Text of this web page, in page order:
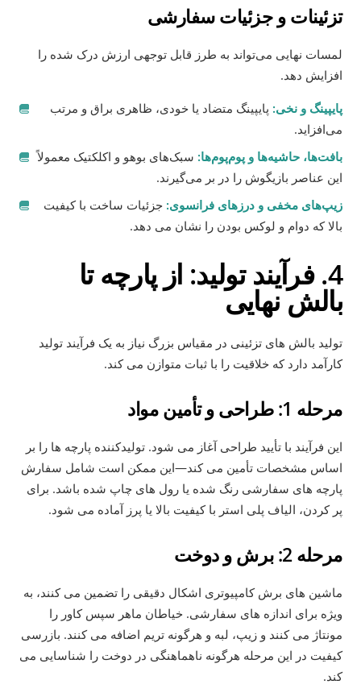
تزئینات و جزئیات سفارشی
لمسات نهایی می‌تواند به طرز قابل توجهی ارزش درک شده را
افزایش دهد.
پایپینگ و نخی: پایپینگ متضاد یا خودی، ظاهری براق و مرتب
می‌افزاید.
بافت‌ها، حاشیه‌ها و پوم‌پوم‌ها: سبک‌های بوهو و اکلکتیک معمولاً
این عناصر بازیگوش را در بر می‌گیرند.
زیپ‌های مخفی و درزهای فرانسوی: جزئیات ساخت با کیفیت
بالا که دوام و لوکس بودن را نشان می دهد.
4. فرآیند تولید: از پارچه تا
بالش نهایی
تولید بالش های تزئینی در مقیاس بزرگ نیاز به یک فرآیند تولید
کارآمد دارد که خلاقیت را با ثبات متوازن می کند.
مرحله 1: طراحی و تأمین مواد
این فرآیند با تأیید طراحی آغاز می شود. تولیدکننده پارچه ها را بر
اساس مشخصات تأمین می کند—این ممکن است شامل سفارش
پارچه های سفارشی رنگ شده یا رول های چاپ شده باشد. برای
پر کردن، الیاف پلی استر با کیفیت بالا یا پرز آماده می شود.
مرحله 2: برش و دوخت
ماشین های برش کامپیوتری اشکال دقیقی را تضمین می کنند، به
ویژه برای اندازه های سفارشی. خیاطان ماهر سپس کاور را
مونتاژ می کنند و زیپ، لبه و هرگونه تریم اضافه می کنند. بازرسی
کیفیت در این مرحله هرگونه ناهماهنگی در دوخت را شناسایی می
کند.